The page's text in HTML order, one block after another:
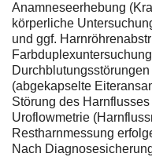
Anamneseerhebung
körperliche
und ggf.
(abgekapselte
Störung des
Uroflowmetrie
Restharnmessung
Nach